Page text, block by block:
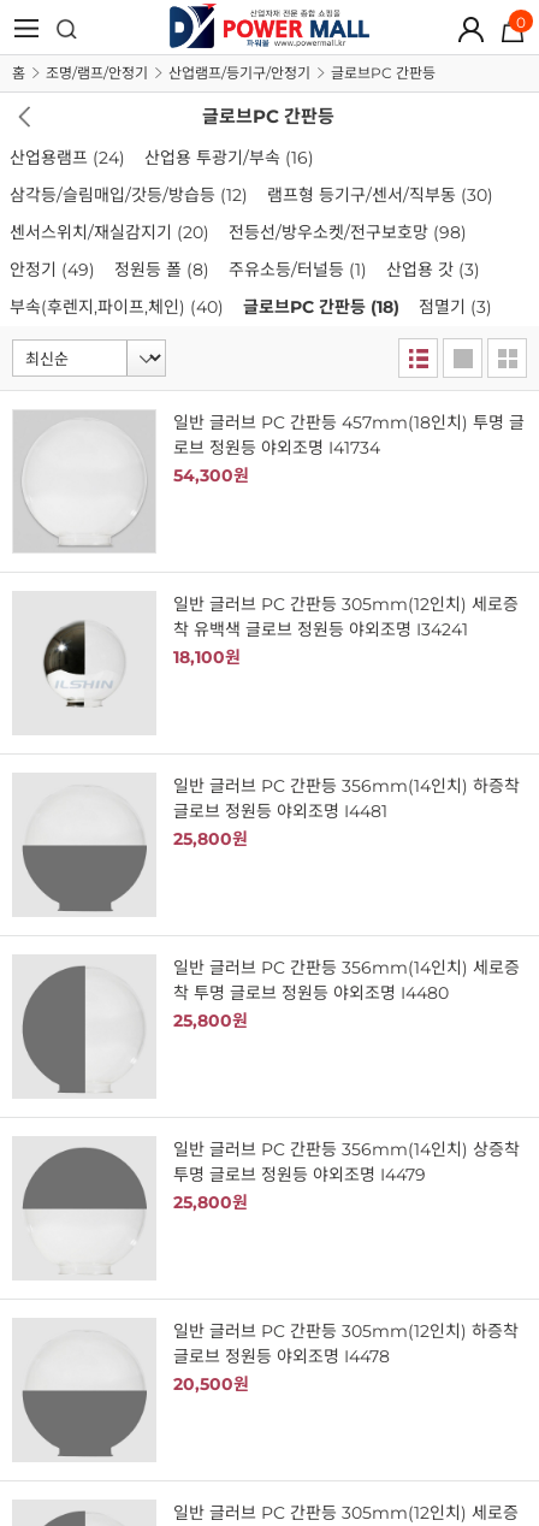
0
홈 조명/램프/안정기 산업램프/등기구/안정기 글로브PC 간판등
글로브PC 간판등
산업용램프 (24) 산업용 투광기/부속 (16)
삼각등/슬림매입/갓등/방습등 (12) 램프형 등기구/센서/직부동 (30)
센서스위치/재실감지기 (20) 전등선/방우소켓/전구보호망 (98)
안정기 (49) 정원등 폴 (8) 주유소등/터널등 (1) 산업용 갓 (3)
부속(후렌지,파이프,체인) (40) 글로브PC 간판등 (18) 점멸기 (3)
일반 글러브 PC 간판등 457mm(18인치) 투명 글
로브 정원등 야외조명 I41734
54,300원
일반 글러브 PC 간판등 305mm(12인치) 세로증
착 유백색 글로브 정원등 야외조명 I34241
18,100원
일반 글러브 PC 간판등 356mm(14인치) 하증착
글로브 정원등 야외조명 I4481
25,800원
일반 글러브 PC 간판등 356mm(14인치) 세로증
착 투명 글로브 정원등 야외조명 I4480
25,800원
일반 글러브 PC 간판등 356mm(14인치) 상증착
투명 글로브 정원등 야외조명 I4479
25,800원
일반 글러브 PC 간판등 305mm(12인치) 하증착
글로브 정원등 야외조명 I4478
20,500원
일반 글러브 PC 간판등 305mm(12인치) 세로증